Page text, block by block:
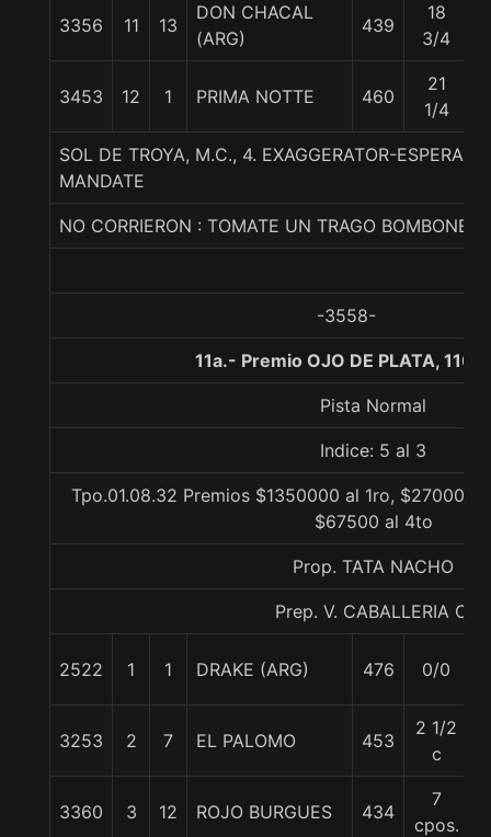
3356 11 13
DON CHACAL
(ARG)
439
18
3/4
3453 12 1 PRIMA NOTTE 460
21
1/4
SOL DE TROYA, M.C., 4. EXAGGERATOR-
MANDATE
NO CORRIERON : TOMATE UN TRAGO BOMBONETE
-3558-
11a.- Premio OJO DE PLATA,
Pista Normal
Indice: 5 al 3
Tpo.01.08.32 Premios $1350000 al 1ro, $270000
$67500 al 4to
Prop. TATA NACHO
Prep. V. CABALLERIA C.
2522 1 1 DRAKE (ARG) 476 0/0
3253 2 7 EL PALOMO 453
2 1/2
c
3360 3 12 ROJO BURGUES 434
7
cpos.